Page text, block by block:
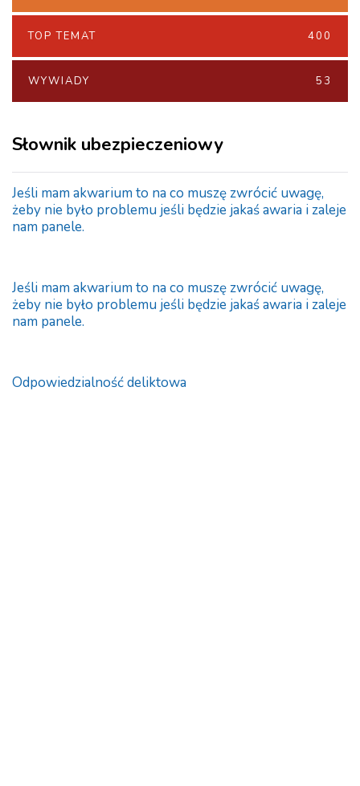
TOP TEMAT 400
WYWIADY 53
Słownik ubezpieczeniowy
Jeśli mam akwarium to na co muszę zwrócić uwagę,
żeby nie było problemu jeśli będzie jakaś awaria i zaleje
nam panele.
Jeśli mam akwarium to na co muszę zwrócić uwagę,
żeby nie było problemu jeśli będzie jakaś awaria i zaleje
nam panele.
Odpowiedzialność deliktowa